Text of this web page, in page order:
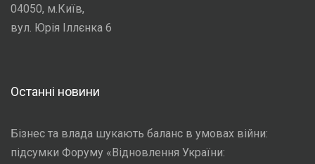
04050, м.Київ,
вул. Юрія Іллєнка 6
Останні новини
Бізнес та влада шукають баланс в умовах війни:
підсумки Форуму «Відновлення України: